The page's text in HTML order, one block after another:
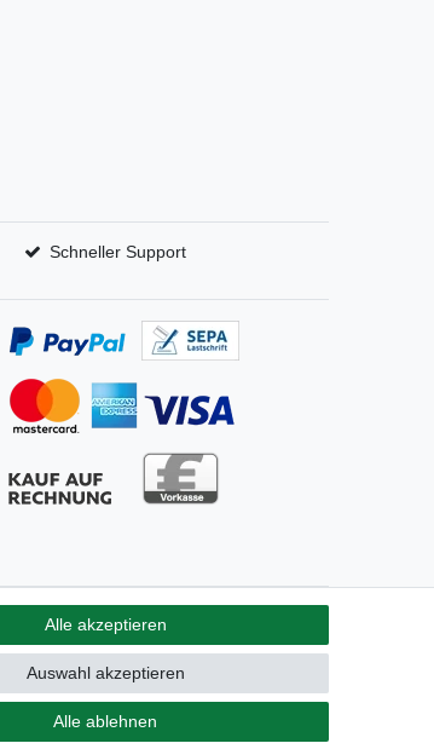
Schneller Support
Alle akzeptieren
Alle ablehnen
Auswahl akzeptieren